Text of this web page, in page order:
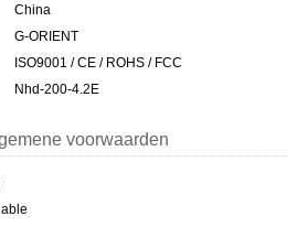
China
G-ORIENT
ISO9001 / CE / ROHS / FCC
Nhd-200-4.2E
voorwaarden